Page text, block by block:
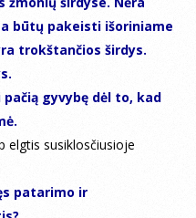
būtų pakeisti išoriniame
trokštančios širdys.
gyvybę dėl to, kad
elgtis susiklosčiusioje
patarimo ir